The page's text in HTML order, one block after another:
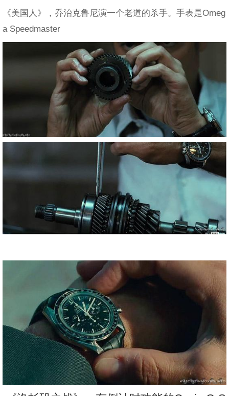
《美国人》，乔治克鲁尼演一个老道的杀手。手表是Omeg
a Speedmaster